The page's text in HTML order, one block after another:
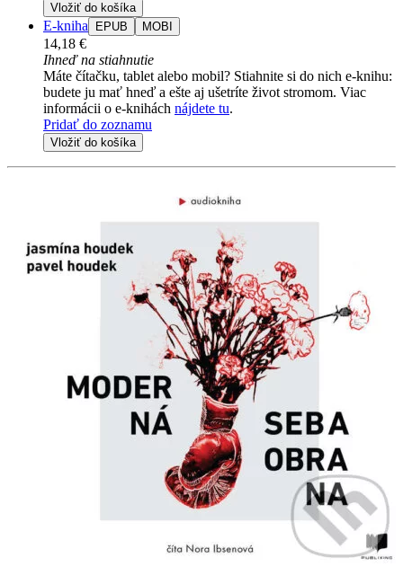
Vložiť do košíka
E-kniha EPUB MOBI
14,18 €
Ihneď na stiahnutie
Máte čítačku, tablet alebo mobil? Stiahnite si do nich e-knihu:
budete ju mať hneď a ešte aj ušetríte život stromom. Viac
informácii o e-knihách nájdete tu.
Pridať do zoznamu
Vložiť do košíka